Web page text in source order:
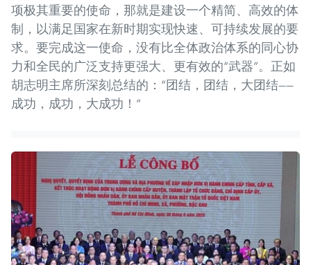
项极其重要的使命，那就是建设一个精简、高效的体
制，以满足国家在新时期实现快速、可持续发展的要
求。要完成这一使命，没有比全体政治体系的同心协
力和全民的广泛支持更强大、更有效的“武器”。正如
胡志明主席所深刻总结的：“团结，团结，大团结——
成功，成功，大成功！”